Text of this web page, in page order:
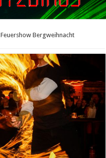
Feuershow Bergweihnacht